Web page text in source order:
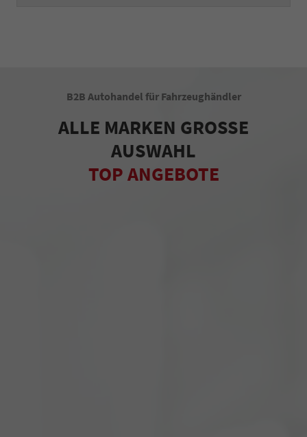
B2B Autohandel für Fahrzeughändler
ALLE MARKEN GROSSE
AUSWAHL
TOP ANGEBOTE